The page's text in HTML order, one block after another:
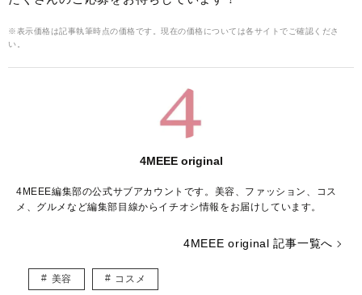
※表示価格は記事執筆時点の価格です。現在の価格については各サイトでご確認くださ
い。
4MEEE original
4MEEE編集部の公式サブアカウントです。美容、ファッション、コス
メ、グルメなど編集部目線からイチオシ情報をお届けしています。
4MEEE original 記事一覧へ
美容 コスメ